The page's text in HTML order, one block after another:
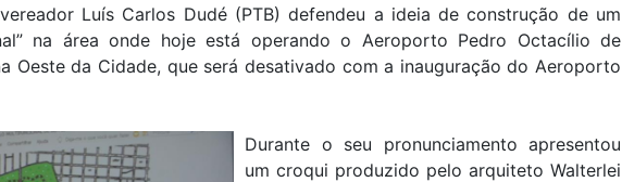
Luís Carlos Dudé (PTB) defendeu a ideia de construção de um
na área onde hoje está operando o Aeroporto Pedro Octacílio de
Oeste da Cidade, que será desativado com a inauguração do Aeroporto
Durante o seu pronunciamento apresentou
um croqui produzido pelo arquiteto Walterlei